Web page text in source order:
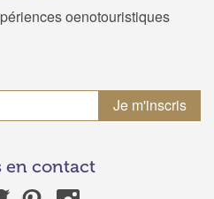
oenotouristiques
en contact